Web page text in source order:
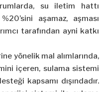
su iletim hattı
aşamaz, aşması
tarafından ayni katkı
yönelik mal alımlarında,
içeren, sulama sistemi
kapsamı dışındadır.